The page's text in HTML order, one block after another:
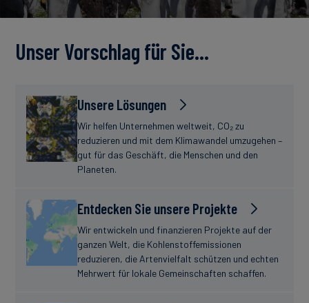
Unser Vorschlag für Sie…
Unsere Lösungen
Wir helfen Unternehmen weltweit, CO₂ zu
reduzieren und mit dem Klimawandel umzugehen –
gut für das Geschäft, die Menschen und den
Planeten.
Entdecken Sie unsere Projekte
Wir entwickeln und finanzieren Projekte auf der
ganzen Welt, die Kohlenstoffemissionen
reduzieren, die Artenvielfalt schützen und echten
Mehrwert für lokale Gemeinschaften schaffen.